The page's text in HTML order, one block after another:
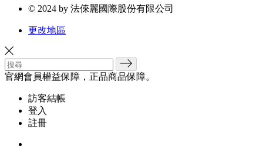
© 2024 by 法倈麗國際股份有限公司
更改地區
官網會員權益保障，正品商品保障。
訪客結帳
登入
註冊